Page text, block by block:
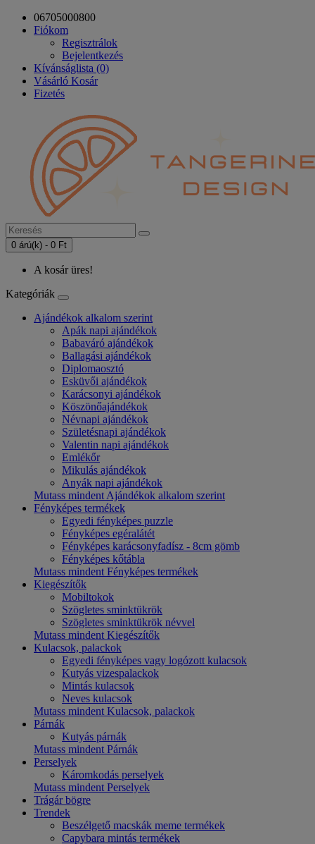
06705000800
Fiókom
Regisztrálok
Bejelentkezés
Kívánságlista (0)
Vásárló Kosár
Fizetés
0 árú(k) - 0 Ft
A kosár üres!
Kategóriák
Ajándékok alkalom szerint
Apák napi ajándékok
Babaváró ajándékok
Ballagási ajándékok
Diplomaosztó
Esküvői ajándékok
Karácsonyi ajándékok
Köszönőajándékok
Névnapi ajándékok
Születésnapi ajándékok
Valentin napi ajándékok
Emlékőr
Mikulás ajándékok
Anyák napi ajándékok
Mutass mindent Ajándékok alkalom szerint
Fényképes termékek
Egyedi fényképes puzzle
Fényképes egéralátét
Fényképes karácsonyfadísz - 8cm gömb
Fényképes kőtábla
Mutass mindent Fényképes termékek
Kiegészítők
Mobiltokok
Szögletes sminktükrök
Szögletes sminktükrök névvel
Mutass mindent Kiegészítők
Kulacsok, palackok
Egyedi fényképes vagy logózott kulacsok
Kutyás vizespalackok
Mintás kulacsok
Neves kulacsok
Mutass mindent Kulacsok, palackok
Párnák
Kutyás párnák
Mutass mindent Párnák
Perselyek
Káromkodás perselyek
Mutass mindent Perselyek
Trágár bögre
Trendek
Beszélgető macskák meme termékek
Capybara mintás termékek